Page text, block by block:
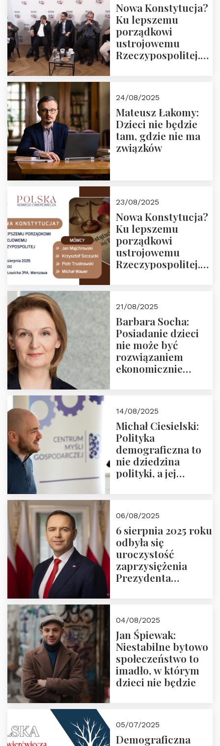
Nowa Konstytucja?
Ku lepszemu
porządkowi
ustrojowemu
Rzeczypospolitej.
24/08/2025
Mateusz Łakomy:
Dzieci nie będzie
tam, gdzie nie ma
związków
23/08/2025
Nowa Konstytucja?
Ku lepszemu
porządkowi
ustrojowemu
Rzeczypospolitej.
Nowego
Ćwierćwiecza”
21/08/2025
Barbara Socha:
Posiadanie dzieci
nie może być
rozwiązaniem
ekonomicznie
14/08/2025
Michał Ciesielski:
Polityka
demograficzna to
nie dziedzina
polityki, a jej
06/08/2025
6 sierpnia 2025 roku
odbyła się
uroczystość
zaprzysiężenia
Prezydenta
Nawrockiego
04/08/2025
Jan Śpiewak:
Niestabilne bytowo
społeczeństwo to
imadło, w którym
dzieci nie będzie
05/07/2025
Demograficzna